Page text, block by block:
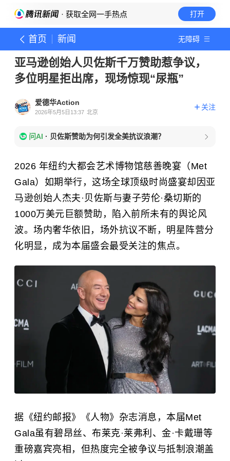
· 获取全网一手热点 打开
首页 新闻 无障碍
亚马逊创始人贝佐斯千万赞助惹争议，
多位明星拒出席，现场惊现“尿瓶”
爱德华Action
2026年5月5日13:37 北京
关注
问AI · 贝佐斯赞助为何引发全美抗议浪潮？
2026 年纽约大都会艺术博物馆慈善晚宴（Met
Gala）如期举行，这场全球顶级时尚盛宴却因亚
马逊创始人杰夫 · 贝佐斯与妻子劳伦· 桑切斯的
1000万美元巨额赞助，陷入前所未有的舆论风
波。场内奢华依旧，场外抗议不断，明星阵营分
化明显，成为本届盛会最受关注的焦点。
据《纽约邮报》《人物》杂志消息，本届Met
Gala虽有碧昂丝、布莱克·莱弗利、金·卡戴珊等
重磅嘉宾亮相，但热度完全被争议与抵制浪潮盖